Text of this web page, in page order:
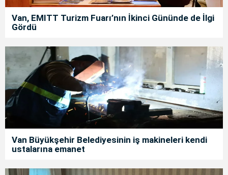
Van, EMITT Turizm Fuarı’nın İkinci Gününde de İlgi
Gördü
Van Büyükşehir Belediyesinin iş makineleri kendi
ustalarına emanet